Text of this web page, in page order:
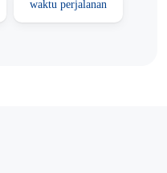
waktu perjalanan